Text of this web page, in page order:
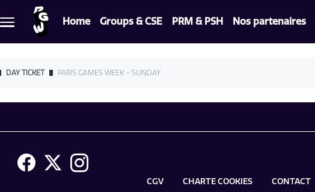
Skip to main content
Menu
principal
Home Groups & CSE PRM & PSH Nos partenaires
DAY TICKET PARIS GAMES WEEK – SUNDAY
CGV CHARTE COOKIES CONTACT